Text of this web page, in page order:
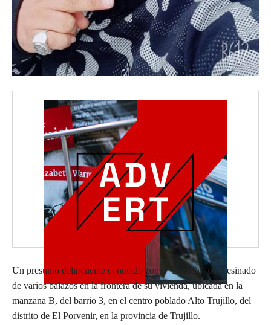
Un presunto delincuente conocido como ‘Bomba’ fue asesinado
de varios balazos en la frontera de su vivienda, ubicada en la
manzana B, del barrio 3, en el centro poblado Alto Trujillo, del
distrito de El Porvenir, en la provincia de Trujillo.